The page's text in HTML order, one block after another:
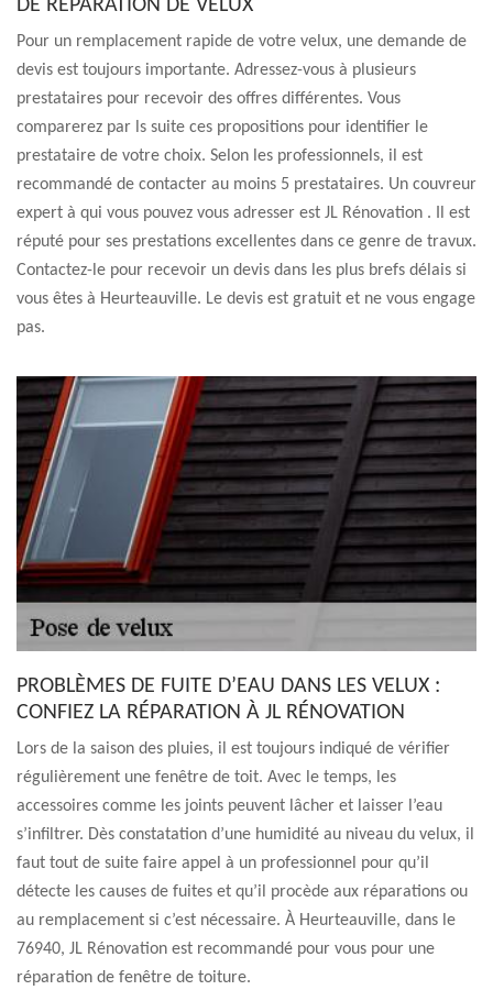
DE RÉPARATION DE VELUX
Pour un remplacement rapide de votre velux, une demande de
devis est toujours importante. Adressez-vous à plusieurs
prestataires pour recevoir des offres différentes. Vous
comparerez par ls suite ces propositions pour identifier le
prestataire de votre choix. Selon les professionnels, il est
recommandé de contacter au moins 5 prestataires. Un couvreur
expert à qui vous pouvez vous adresser est JL Rénovation . Il est
réputé pour ses prestations excellentes dans ce genre de travux.
Contactez-le pour recevoir un devis dans les plus brefs délais si
vous êtes à Heurteauville. Le devis est gratuit et ne vous engage
pas.
PROBLÈMES DE FUITE D’EAU DANS LES VELUX :
CONFIEZ LA RÉPARATION À JL RÉNOVATION
Lors de la saison des pluies, il est toujours indiqué de vérifier
régulièrement une fenêtre de toit. Avec le temps, les
accessoires comme les joints peuvent lâcher et laisser l’eau
s’infiltrer. Dès constatation d’une humidité au niveau du velux, il
faut tout de suite faire appel à un professionnel pour qu’il
détecte les causes de fuites et qu’il procède aux réparations ou
au remplacement si c’est nécessaire. À Heurteauville, dans le
76940, JL Rénovation est recommandé pour vous pour une
réparation de fenêtre de toiture.